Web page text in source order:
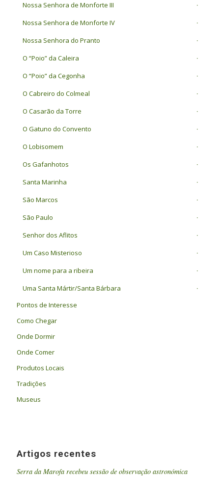
Nossa Senhora de Monforte III
Nossa Senhora de Monforte IV
Nossa Senhora do Pranto
O “Poio” da Caleira
O “Poio” da Cegonha
O Cabreiro do Colmeal
O Casarão da Torre
O Gatuno do Convento
O Lobisomem
Os Gafanhotos
Santa Marinha
São Marcos
São Paulo
Senhor dos Aflitos
Um Caso Misterioso
Um nome para a ribeira
Uma Santa Mártir/Santa Bárbara
Pontos de Interesse
Como Chegar
Onde Dormir
Onde Comer
Produtos Locais
Tradições
Museus
Artigos recentes
Serra da Marofa recebeu sessão de observação astronómica